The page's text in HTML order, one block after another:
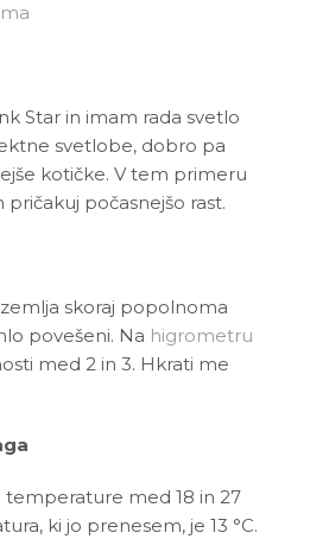
Star in imam rada svetlo
svetlobe, dobro pa
kotičke. V tem primeru
počasnejšo rast.
skoraj popolnoma
povešeni. Na higrometru
med 2 in 3. Hkrati me
temperature med 18 in 27
ki jo prenesem, je 13 °C.